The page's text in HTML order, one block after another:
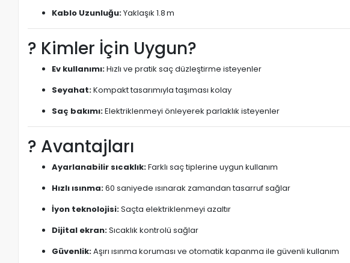
Kablo Uzunluğu:Yaklaşık 1.8 m
? Kimler İçin Uygun?
Ev kullanımı:Hızlı ve pratik saç düzleştirme isteyenler
Seyahat:Kompakt tasarımıyla taşıması kolay
Saç bakımı:Elektriklenmeyi önleyerek parlaklık isteyenler
? Avantajları
Ayarlanabilir sıcaklık:Farklı saç tiplerine uygun kullanım
Hızlı ısınma:60 saniyede ısınarak zamandan tasarruf sağlar
İyon teknolojisi:Saçta elektriklenmeyi azaltır
Dijital ekran:Sıcaklık kontrolü sağlar
Güvenlik:Aşırı ısınma koruması ve otomatik kapanma ile güvenli kullanım